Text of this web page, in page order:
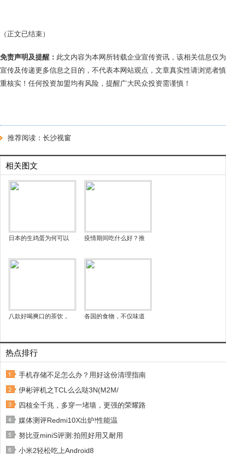
（正文已结束）
免责声明及提醒： 此文内容为本网所转载企业宣传资讯，该相关信息仅为
宣传及传递更多信息之目的，不代表本网站观点，文章真实性请浏览者慎
重核实！任何投资加盟均有风险，提醒广大民众投资需谨慎！
推荐阅读： 长沙视窗
相关图文
日本的生鸡蛋为何可以 疫情期间吃什么好？推
八款好喝爽口的茶饮， 各国的食物，不仅味道
热点排行
手机存储不足怎么办？用好这份清理指南
伊彬评机之TCL么么哒3N(M2M/
四核全千兆，多穿一堵墙，更强的荣耀路
媒体测评Redmi10X出炉!性能温
努比亚miniS评测:拍照好用又耐用
小米2轻松吃上Android8